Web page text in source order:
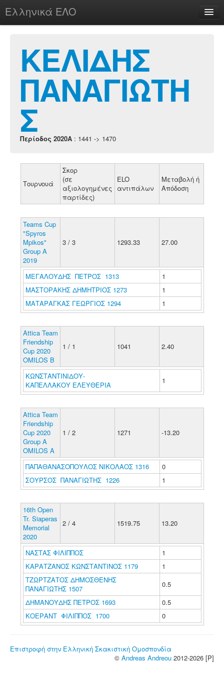
Ελληνικά ΕΛΟ
chesstu.be @ discord
Login
ΚΕΛΙΔΗΣ
ΠΑΝΑΓΙΩΤΗ
Σ
Περίοδος 2020A : 1441 -> 1470
Τουρνουά
Σκορ
(σε
αξιολογημένες
παρτίδες)
ELO
αντιπάλων
Μεταβολή ή
Απόδοση
Teams Cup
"Spyros
Mpikos"
Group A
2019
3 / 3 1293.33 27.00
ΜΕΓΑΛΟΥΔΗΣ ΠΕΤΡΟΣ 1313
1
ΜΑΣΤΟΡΑΚΗΣ ΔΗΜΗΤΡΙΟΣ 1273
1
ΜΑΤΑΡΑΓΚΑΣ ΓΕΩΡΓΙΟΣ 1294
1
Attica Team
Friendship
Cup 2020
OMILOS Β
1 / 1 1041 2.40
ΚΩΝΣΤΑΝΤΙΝΙΔΟΥ-
ΚΑΠΕΛΛΑΚΟΥ ΕΛΕΥΘΕΡΙΑ
1
Attica Team
Friendship
Cup 2020
Group A
OMILOS A
1 / 2 1271 -13.20
ΠΑΠΑΘΑΝΑΣΟΠΟΥΛΟΣ ΝΙΚΟΛΑΟΣ 1316
0
ΣΟΥΡΣΟΣ ΠΑΝΑΓΙΩΤΗΣ 1226
1
16th Open
Tr. Siaperas
Memorial
2020
2 / 4 1519.75 13.20
ΝΑΣΤΑΣ ΦΙΛΙΠΠΟΣ
1
ΚΑΡΑΤΖΑΝΟΣ ΚΩΝΣΤΑΝΤΙΝΟΣ 1179
1
ΤΖΩΡΤΖΑΤΟΣ ΔΗΜΟΣΘΕΝΗΣ
ΠΑΝΑΓΙΩΤΗΣ 1507
0.5
ΔΗΜΑΝΟΥΔΗΣ ΠΕΤΡΟΣ 1693
0.5
ΚΟΕΡΑΝΤ ΦΙΛΙΠΠΟΣ 1700
0
Επιστροφή στην Ελληνική Σκακιστική Ομοσπονδία
© Andreas Andreou 2012-2026 [P]